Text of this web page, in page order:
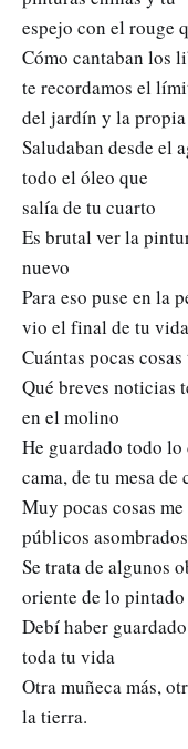
espejo con el rouge
Cómo cantaban los
te recordamos el
del jardín y la
Saludaban desde el
todo el óleo que
salía de tu cuarto
Es brutal ver la
nuevo
Para eso puse en la
vio el final de tu vida
Cuántas pocas
Qué breves noticias
en el molino
He guardado todo
cama, de tu mesa de
Muy pocas cosas
públicos asombrados
Se trata de algunos
oriente de lo pintado
Debí haber
toda tu vida
Otra muñeca más,
la tierra.